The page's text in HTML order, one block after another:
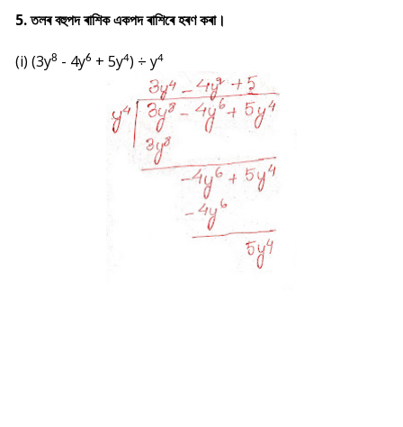
5. তলৰ বহুপদ ৰাশিক একপদ ৰাশিৰে হৰণ কৰা।
(i) (3y8 - 4y6 + 5y4) ÷ y4